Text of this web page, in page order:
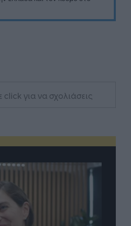
click για να σχολιάσεις